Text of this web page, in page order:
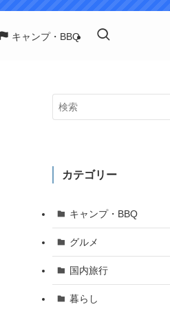
キャンプ・BBQ
カテゴリー
キャンプ・BBQ
グルメ
国内旅行
暮らし